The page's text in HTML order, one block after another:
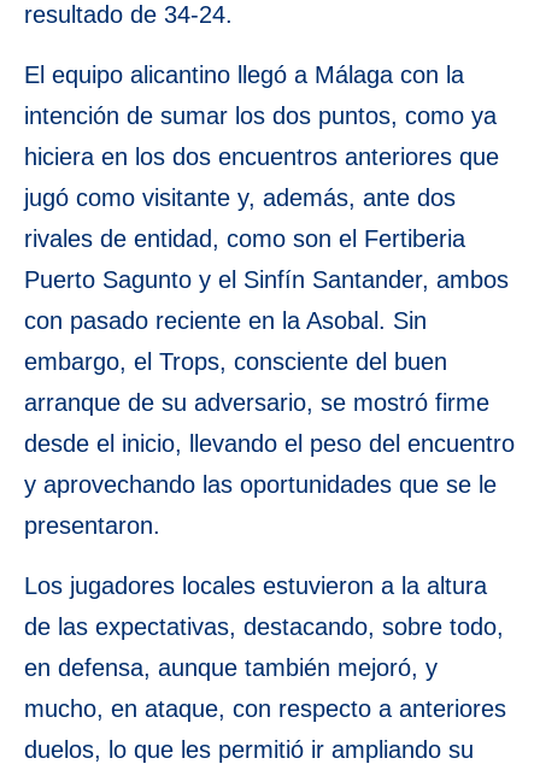
resultado de 34-24.
El equipo alicantino llegó a Málaga con la
intención de sumar los dos puntos, como ya
hiciera en los dos encuentros anteriores que
jugó como visitante y, además, ante dos
rivales de entidad, como son el Fertiberia
Puerto Sagunto y el Sinfín Santander, ambos
con pasado reciente en la Asobal. Sin
embargo, el Trops, consciente del buen
arranque de su adversario, se mostró firme
desde el inicio, llevando el peso del encuentro
y aprovechando las oportunidades que se le
presentaron.
Los jugadores locales estuvieron a la altura
de las expectativas, destacando, sobre todo,
en defensa, aunque también mejoró, y
mucho, en ataque, con respecto a anteriores
duelos, lo que les permitió ir ampliando su